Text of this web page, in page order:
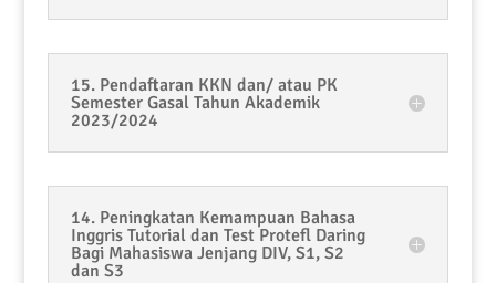
15. Pendaftaran KKN dan/ atau PK
Semester Gasal Tahun Akademik
2023/2024
14. Peningkatan Kemampuan Bahasa
Inggris Tutorial dan Test Protefl Daring
Bagi Mahasiswa Jenjang DIV, S1, S2
dan S3